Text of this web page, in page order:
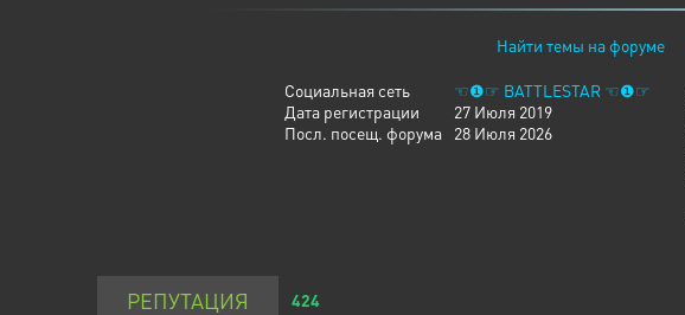
Найти темы на форуме
Социальная сеть
☜❶☞ BATTLESTAR ☜❶☞
Дата регистрации
27 Июля 2019
Посл. посещ. форума
28 Июля 2026
РЕПУТАЦИЯ 424